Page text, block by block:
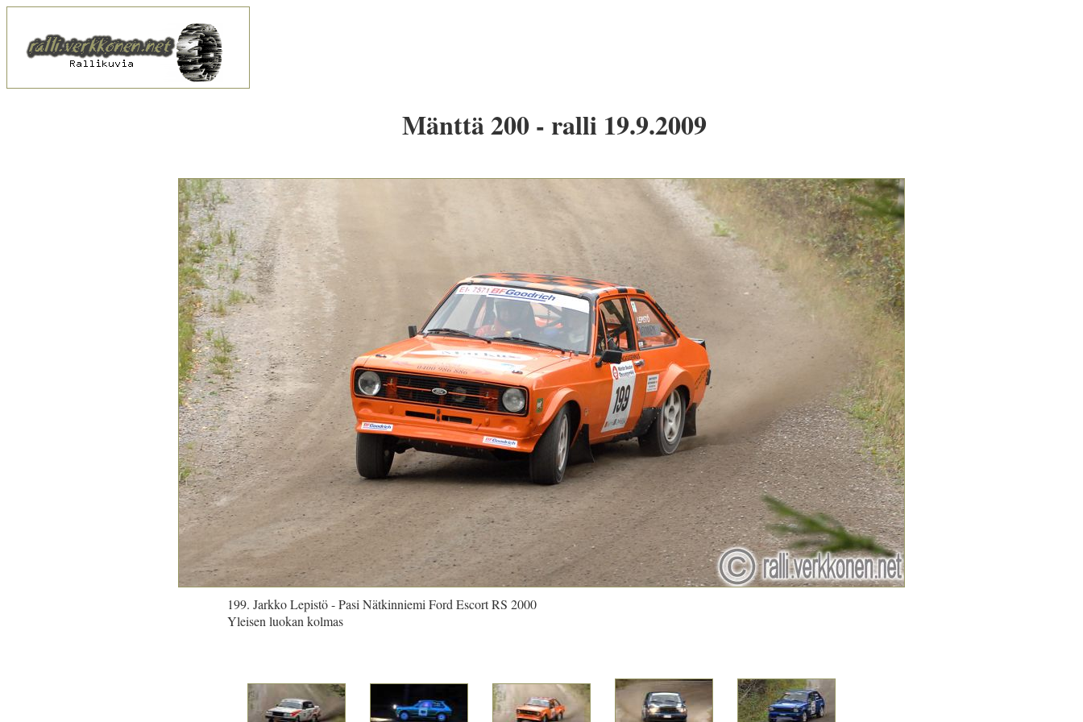
Mänttä 200 - ralli 19.9.2009
199. Jarkko Lepistö - Pasi Nätkinniemi Ford Escort RS 2000
Yleisen luokan kolmas